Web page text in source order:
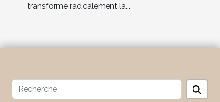
transforme radicalement la...